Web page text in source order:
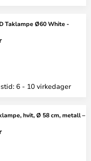
Taklampe Ø60 White -
6 - 10 virkedager
hvit, Ø 58 cm, metall –